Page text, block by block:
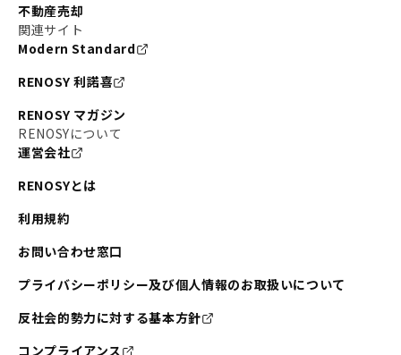
不動産売却
関連サイト
Modern Standard
RENOSY 利諾喜
RENOSY マガジン
RENOSYについて
運営会社
RENOSYとは
利用規約
お問い合わせ窓口
プライバシーポリシー及び個人情報のお取扱いについて
反社会的勢力に対する基本方針
コンプライアンス